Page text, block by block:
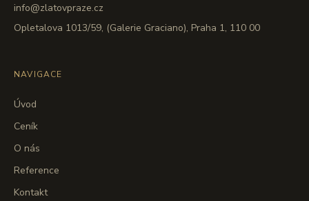
info@zlatovpraze.cz
Opletalova 1013/59, (Galerie Graciano), Praha 1, 110 00
NAVIGACE
Úvod
Ceník
O nás
Reference
Kontakt